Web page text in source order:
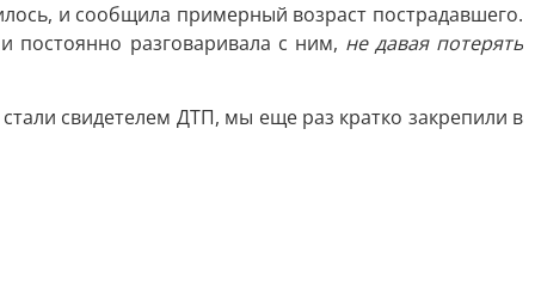
и сообщила примерный возраст пострадавшего.
постоянно разговаривала с ним, не давая потерять
свидетелем ДТП, мы еще раз кратко закрепили в